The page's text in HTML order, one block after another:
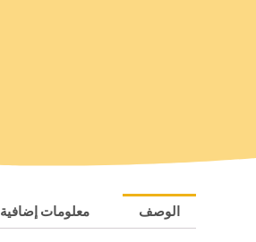
الوصف معلومات إضافية